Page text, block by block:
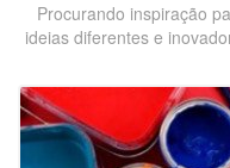
Procurando inspiração
ideias diferentes e